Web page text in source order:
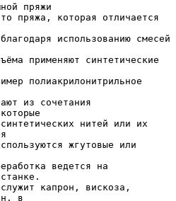
пряжи
пряжа, которая отличается
использованию смесей
применяют синтетические
полиакрилонитрильное
из сочетания
нитей или их
жгутовые или
ведется на
капрон, вискоза,
в